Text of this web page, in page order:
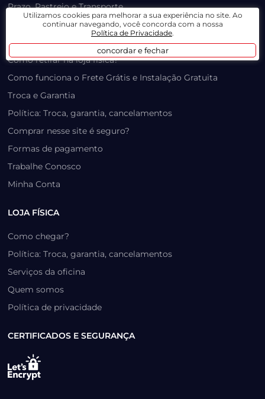
Prazo, Rastreio e Transporte
Dúvidas Frequentes / Produtos Outlet
Como recuperar sua senha
Como retirar na loja física?
Como funciona o Frete Grátis e Instalação Gratuita
Troca e Garantia
Política: Troca, garantia, cancelamentos
Comprar nesse site é seguro?
Formas de pagamento
Trabalhe Conosco
Minha Conta
LOJA FÍSICA
Como chegar?
Política: Troca, garantia, cancelamentos
Serviços da oficina
Quem somos
Política de privacidade
CERTIFICADOS E SEGURANÇA
Utilizamos cookies para melhorar a sua experiência no site. Ao
continuar navegando, você concorda com a nossa
Política de Privacidade.
concordar e fechar